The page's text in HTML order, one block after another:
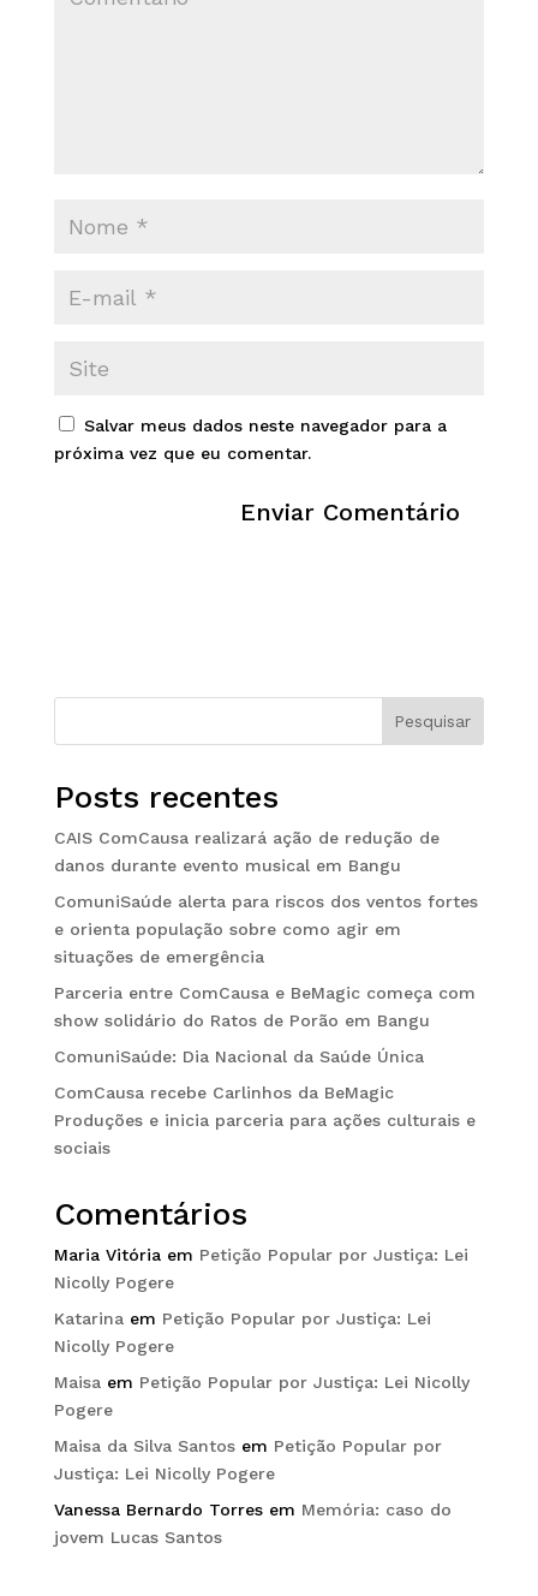
Salvar meus dados neste navegador para a
próxima vez que eu comentar.
Pesquisar
Posts recentes
CAIS ComCausa realizará ação de redução de
danos durante evento musical em Bangu
ComuniSaúde alerta para riscos dos ventos fortes
e orienta população sobre como agir em
situações de emergência
Parceria entre ComCausa e BeMagic começa com
show solidário do Ratos de Porão em Bangu
ComuniSaúde: Dia Nacional da Saúde Única
ComCausa recebe Carlinhos da BeMagic
Produções e inicia parceria para ações culturais e
sociais
Comentários
Maria Vitóriaem Petição Popular por Justiça: Lei
Nicolly Pogere
Katarinaem Petição Popular por Justiça: Lei
Nicolly Pogere
Maisaem Petição Popular por Justiça: Lei Nicolly
Pogere
Maisa da Silva Santosem Petição Popular por
Justiça: Lei Nicolly Pogere
Vanessa Bernardo Torresem Memória: caso do
jovem Lucas Santos